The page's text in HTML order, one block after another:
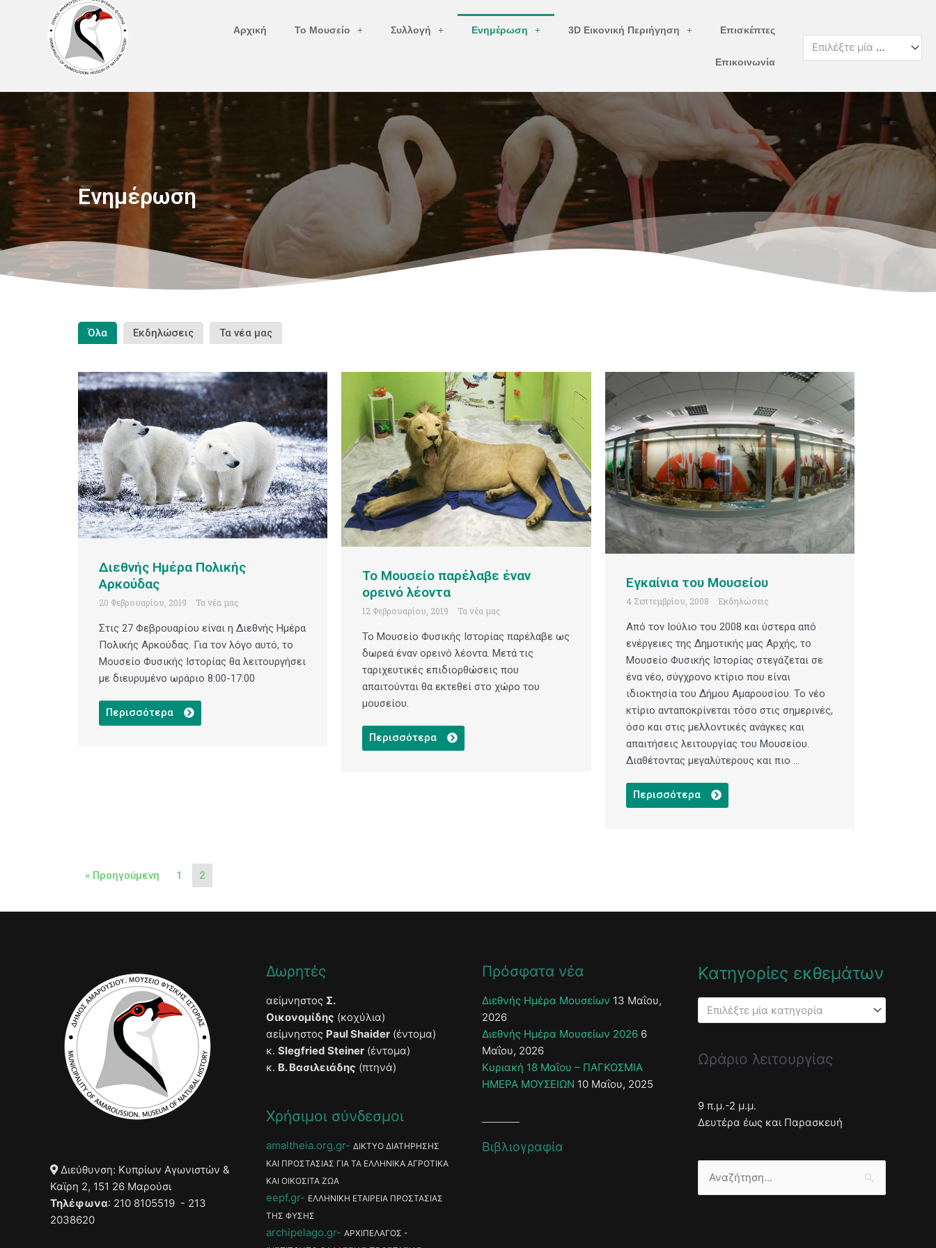
περιεχόμενο
Αρχική Το Μουσείο Συλλογή Ενημέρωση 3D Εικονική Περιήγηση Επισκέπτες
Επικοινωνία
Επιλέξτε μία κατηγορία
Ενημέρωση
Όλα Εκδηλώσεις Τα νέα μας
Διεθνής Ημέρα Πολικής
Αρκούδας
20 Φεβρουαρίου, 2019 Τα νέα μας
Στις 27 Φεβρουαρίου είναι η Διεθνής Ημέρα
Πολικής Αρκούδας. Για τον λόγο αυτό, το
Μουσείο Φυσικής Ιστορίας θα λειτουργήσει
με διευρυμένο ωράριο 8:00-17:00
Περισσότερα
Το Μουσείο παρέλαβε έναν
ορεινό λέοντα
12 Φεβρουαρίου, 2019 Τα νέα μας
Το Μουσείο Φυσικής Ιστορίας παρέλαβε ως
δωρεά έναν ορεινό λέοντα. Μετά τις
ταριχευτικές επιδιορθώσεις που
απαιτούνται θα εκτεθεί στο χώρο του
μουσείου.
Περισσότερα
Εγκαίνια του Μουσείου
4 Σεπτεμβρίου, 2008 Εκδηλώσεις
Από τον Ιούλιο του 2008 και ύστερα από
ενέργειες της Δημοτικής μας Αρχής, το
Μουσείο Φυσικής Ιστορίας στεγάζεται σε
ένα νέο, σύγχρονο κτίριο που είναι
ιδιοκτησία του Δήμου Αμαρουσίου. Το νέο
κτίριο ανταποκρίνεται τόσο στις σημερινές,
όσο και στις μελλοντικές ανάγκες και
απαιτήσεις λειτουργίας του Μουσείου.
Διαθέτοντας μεγαλύτερους και πιο ...
Περισσότερα
« Προηγούμενη 1 2
Διεύθυνση: Κυπρίων Αγωνιστών &
Καϊρη 2, 151 26 Μαρούσι
Τηλέφωνα: 210 8105519 - 213
2038620
Δωρητές
αείμνηστος Σ.
Οικονομίδης (κοχύλια)
αείμνηστος Paul Shaider (έντομα)
κ. Slegfried Steiner (έντομα)
κ. Β. Βασιλειάδης (πτηνά)
Χρήσιμοι σύνδεσμοι
amaltheia.org.gr
ΔΙΚΤΥΟ ΔΙΑΤΗΡΗΣΗΣ
ΚΑΙ ΠΡΟΣΤΑΣΙΑΣ ΓΙΑ ΤΑ ΕΛΛΗΝΙΚΑ ΑΓΡΟΤΙΚΑ
ΚΑΙ ΟΙΚΟΣΙΤΑ ΖΩΑ
eepf.gr
ΕΛΛΗΝΙΚΗ ΕΤΑΙΡΕΙΑ ΠΡΟΣΤΑΣΙΑΣ
ΤΗΣ ΦΥΣΗΣ
archipelago.gr
ΑΡΧΙΠΕΛΑΓΟΣ -
Πρόσφατα νέα
Διεθνής Ημέρα Μουσείων 13 Μαΐου,
2026
Διεθνής Ημέρα Μουσείων 2026 6
Μαΐου, 2026
Κυριακή 18 Μαΐου – ΠΑΓΚΟΣΜΙΑ
ΗΜΕΡΑ ΜΟΥΣΕΙΩΝ 10 Μαΐου, 2025
Βιβλιογραφία
Κατηγορίες εκθεμάτων
Επιλέξτε μία κατηγορία
Ωράριο λειτουργίας
9 π.μ.-2 μ.μ.
Δευτέρα έως και Παρασκευή
Αναζήτηση
για: